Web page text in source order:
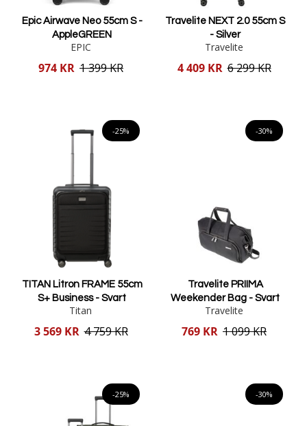
Epic Airwave Neo 55cm S -
AppleGREEN
EPIC
Reducerat
974 KR 1 399 KR
Travelite NEXT 2.0 55cm S
- Silver
Travelite
Reducerat
4 409 KR 6 299 KR
-25%
TITAN Litron FRAME 55cm
S+ Business - Svart
Titan
Reducerat
3 569 KR 4 759 KR
-30%
Travelite PRIIMA
Weekender Bag - Svart
Travelite
Reducerat
769 KR 1 099 KR
-25% -30%